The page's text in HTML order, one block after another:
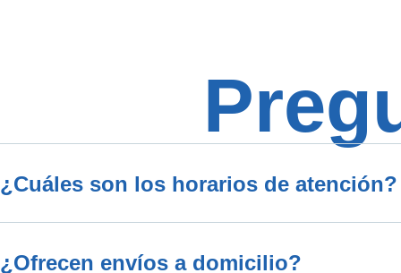
¿Cuáles son los horarios de atención?
¿Ofrecen envíos a domicilio?